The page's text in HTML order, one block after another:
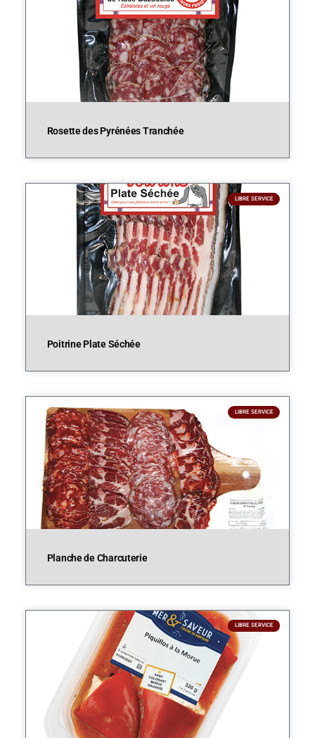
Rosette des Pyrénées Tranchée
LIBRE SERVICE
Poitrine Plate Séchée
LIBRE SERVICE
Planche de Charcuterie
LIBRE SERVICE